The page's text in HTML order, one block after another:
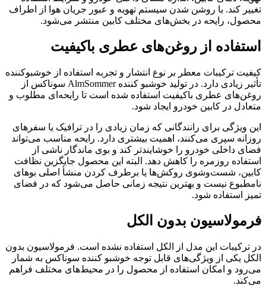
تغییر کند. با روشن شدن سیستم تهویه و عبور جریان هوا از اطراف
محصول، رایحه در بخش‌های مختلف کابین منتشر می‌شود.
استفاده از روغن‌های عطری باکیفیت
کیفیت ترکیبات معطر بر نوع انتشار و تجربه استفاده از خوشبوکننده
تأثیر زیادی دارد. در تولید خوشبو کننده AlmSommer سوناکس از
روغن‌های عطری باکیفیت استفاده شده است تا رایحه‌ای مطلوب و
متعادل در کابین خودرو ایجاد شود.
این ویژگی برای رانندگانی که زمان زیادی را در ترافیک یا سفرهای
روزانه سپری می‌کنند، اهمیت بیشتری دارد. رایحه مناسب می‌تواند
فضای داخلی خودرو را خوشایندتر کند و بوی ماندگار ناشی از
استفاده روزمره را کاهش دهد. البته این محصول جایگزین نظافت
کابین، شست‌وشوی روکش‌ها یا برطرف کردن منشأ اصلی بوهای
نامطبوع نیست و بهترین نتیجه زمانی حاصل می‌شود که در فضای
تمیز استفاده شود.
فرمولاسیون بدون الکل
در ترکیبات این مدل از الکل استفاده نشده است. فرمولاسیون بدون
الکل یکی از ویژگی‌های قابل توجه خوشبو کننده سوناکس به شمار
می‌رود و امکان استفاده از محصول را در محیط‌های مختلف فراهم
می‌کند.